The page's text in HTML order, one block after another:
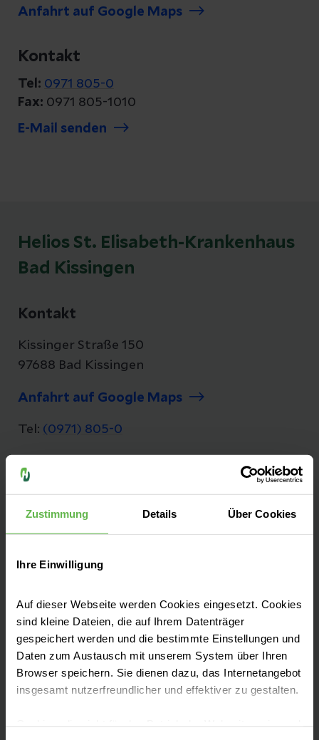
Zustimmung Details Über Cookies
Ihre Einwilligung
Auf dieser Webseite werden Cookies eingesetzt. Cookies
sind kleine Dateien, die auf Ihrem Datenträger
gespeichert werden und die bestimmte Einstellungen und
Daten zum Austausch mit unserem System über Ihren
Browser speichern. Sie dienen dazu, das Internetangebot
insgesamt nutzerfreundlicher und effektiver zu gestalten.
Anfahrt auf Google Maps
Kontakt
Tel: 0971 805-0
Fax: 0971 805-1010
E-Mail senden
Helios St. Elisabeth-Krankenhaus
Bad Kissingen
Kontakt
Kissinger Straße 150
97688 Bad Kissingen
Anfahrt auf Google Maps
Tel: (0971) 805-0
E-Mail senden
Unsere Klinik liegt am Fuße der Rhön im
mit seinen 225 Betten das größte
Krankenhaus der Grund- und
Regelversorgung im Landkreis Bad Kissingen.